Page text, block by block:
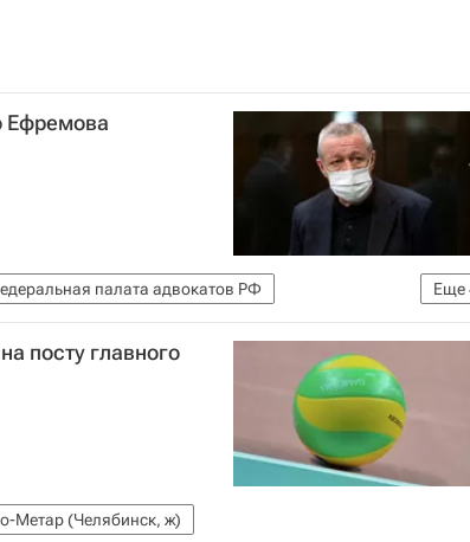
Ефремова
Еще
палата адвокатов РФ
ДТП с участием Михаила Ефремова
посту главного
Метар (Челябинск, ж)